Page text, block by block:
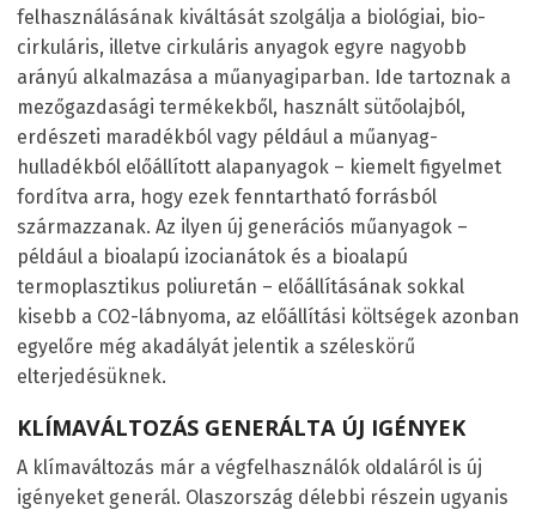
felhasználásának kiváltását szolgálja a biológiai, bio-
cirkuláris, illetve cirkuláris anyagok egyre nagyobb
arányú alkalmazása a műanyagiparban. Ide tartoznak a
mezőgazdasági termékekből, használt sütőolajból,
erdészeti maradékból vagy például a műanyag-
hulladékból előállított alapanyagok – kiemelt figyelmet
fordítva arra, hogy ezek fenntartható forrásból
származzanak. Az ilyen új generációs műanyagok –
például a bioalapú izocianátok és a bioalapú
termoplasztikus poliuretán – előállításának sokkal
kisebb a CO2-lábnyoma, az előállítási költségek azonban
egyelőre még akadályát jelentik a széleskörű
elterjedésüknek.
KLÍMAVÁLTOZÁS GENERÁLTA ÚJ IGÉNYEK
A klímaváltozás már a végfelhasználók oldaláról is új
igényeket generál. Olaszország délebbi részein ugyanis